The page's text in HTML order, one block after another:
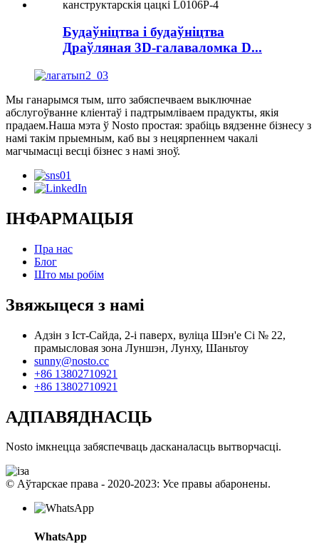
Будаўніцтва і будаўніцтва
Драўляная 3D-галаваломка D...
Мы ганарымся тым, што забяспечваем выключнае
абслугоўванне кліентаў і падтрымліваем прадукты, якія
прадаем.Наша мэта ў Nosto простая: зрабіць вядзенне бізнесу з
намі такім прыемным, каб вы з нецярпеннем чакалі
магчымасці весці бізнес з намі зноў.
ІНФАРМАЦЫЯ
Пра нас
Блог
Што мы робім
Звяжыцеся з намі
Адзін з Іст-Сайда, 2-і паверх, вуліца Шэн'е Сі № 22,
прамысловая зона Луншэн, Лунху, Шаньтоу
sunny@nosto.cc
+86 13802710921
+86 13802710921
АДПАВЯДНАСЦЬ
Nosto імкнецца забяспечваць дасканаласць вытворчасці.
© Аўтарскае права - 2020-2023: Усе правы абаронены.
WhatsApp